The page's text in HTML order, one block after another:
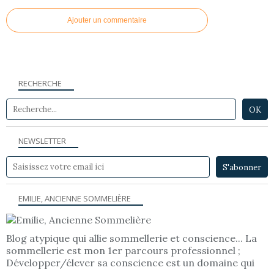
Ajouter un commentaire
NEWSLETTER
RECHERCHE
EMILIE, ANCIENNE SOMMELIÈRE
Blog atypique qui allie sommellerie et conscience... La
sommellerie est mon 1er parcours professionnel ;
Développer/élever sa conscience est un domaine qui